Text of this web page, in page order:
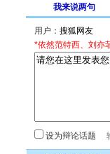
我来说两句
用户：
*依然范特西、刘亦
设为辩论话题